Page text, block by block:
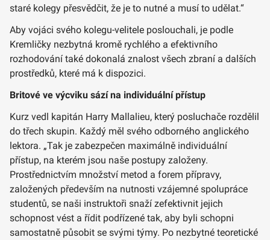
staré kolegy přesvědčit, že je to nutné a musí to udělat.“
Aby vojáci svého kolegu-velitele poslouchali, je podle
Kremličky nezbytná kromě rychlého a efektivního
rozhodování také dokonalá znalost všech zbraní a dalších
prostředků, které má k dispozici.
Britové ve výcviku sází na individuální přístup
Kurz vedl kapitán Harry Mallalieu, který posluchače rozdělil
do třech skupin. Každý měl svého odborného anglického
lektora. „Tak je zabezpečen maximálně individuální
přístup, na kterém jsou naše postupy založeny.
Prostřednictvím množství metod a forem přípravy,
založených především na nutnosti vzájemné spolupráce
studentů, se naši instruktoři snaží zefektivnit jejich
schopnost vést a řídit podřízené tak, aby byli schopni
samostatně působit se svými týmy. Po nezbytné teoretické